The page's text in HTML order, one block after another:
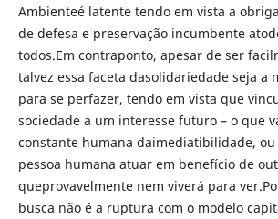
Ambienteé latente tendo em vista a
de defesa e preservação incumbente
todos.Em contraponto, apesar de ser
talvez essa faceta dasolidariedade seja a
para se perfazer, tendo em vista que
sociedade a um interesse futuro – o que
constante humana daimediatibilidade, ou
pessoa humana atuar em benefício de
queprovavelmente nem viverá para
busca não é a ruptura com o modelo